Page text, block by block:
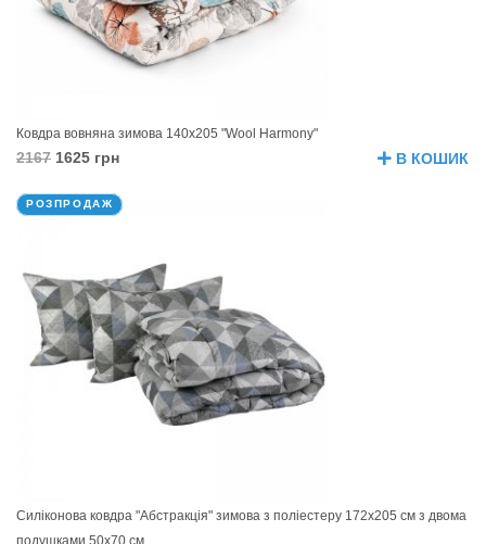
Ковдра вовняна зимова 140х205 "Wool Harmony"
2167 1625 грн В КОШИК
РОЗПРОДАЖ
Силіконова ковдра "Абстракція" зимова з поліестеру 172х205 см з двома
подушками 50х70 см